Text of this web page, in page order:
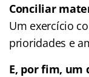
Conciliar
Um exercício
prioridades e
E, por fim, um